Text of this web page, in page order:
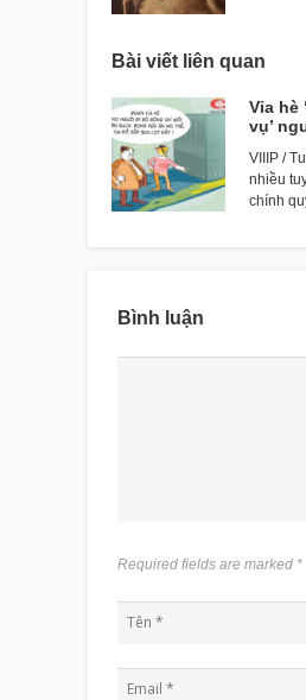
Bài viết liên quan
Vỉa hè
vụ’
VIIIP /
nhiều
chính
Bình luận
Required fields are marked *